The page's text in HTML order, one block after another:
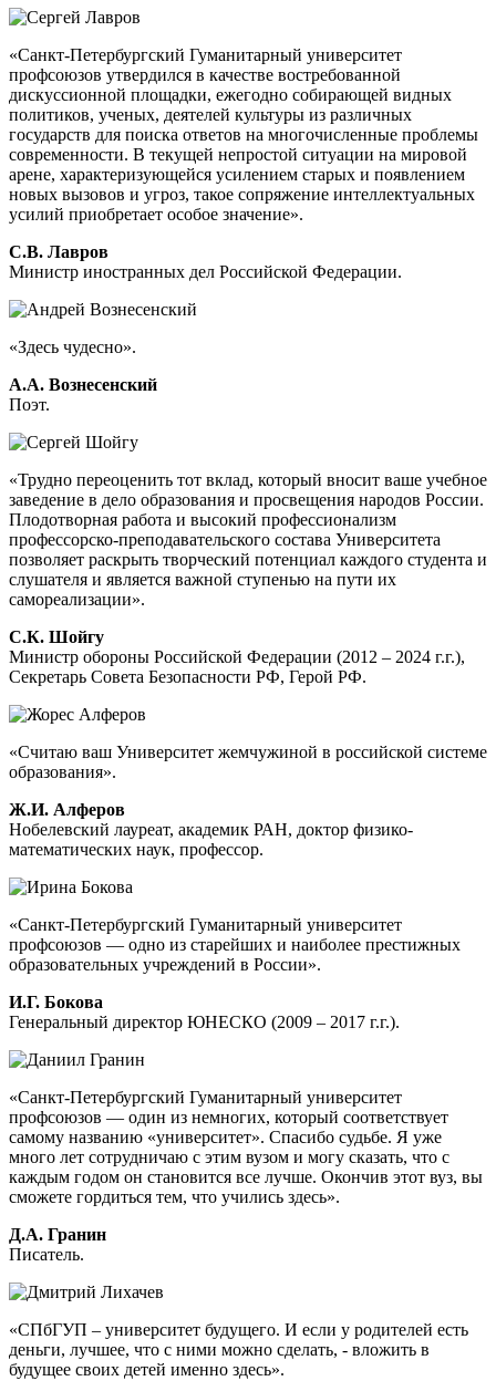
«Санкт-Петербургский Гуманитарный университет
профсоюзов утвердился в качестве востребованной
дискуссионной площадки, ежегодно собирающей видных
политиков, ученых, деятелей культуры из различных
государств для поиска ответов на многочисленные проблемы
современности. В текущей непростой ситуации на мировой
арене, характеризующейся усилением старых и появлением
новых вызовов и угроз, такое сопряжение интеллектуальных
усилий приобретает особое значение».
С.В. Лавров
Министр иностранных дел Российской Федерации.
«Здесь чудесно».
А.А. Вознесенский
Поэт.
«Трудно переоценить тот вклад, который вносит ваше учебное
заведение в дело образования и просвещения народов России.
Плодотворная работа и высокий профессионализм
профессорско-преподавательского состава Университета
позволяет раскрыть творческий потенциал каждого студента и
слушателя и является важной ступенью на пути их
самореализации».
С.К. Шойгу
Министр обороны Российской Федерации (2012 – 2024 г.г.),
Секретарь Совета Безопасности РФ, Герой РФ.
«Считаю ваш Университет жемчужиной в российской системе
образования».
Ж.И. Алферов
Нобелевский лауреат, академик РАН, доктор физико-
математических наук, профессор.
«Санкт-Петербургский Гуманитарный университет
профсоюзов — одно из старейших и наиболее престижных
образовательных учреждений в России».
И.Г. Бокова
Генеральный директор ЮНЕСКО (2009 – 2017 г.г.).
«Санкт-Петербургский Гуманитарный университет
профсоюзов — один из немногих, который соответствует
самому названию «университет». Спасибо судьбе. Я уже
много лет сотрудничаю с этим вузом и могу сказать, что с
каждым годом он становится все лучше. Окончив этот вуз, вы
сможете гордиться тем, что учились здесь».
Д.А. Гранин
Писатель.
«СПбГУП – университет будущего. И если у родителей есть
деньги, лучшее, что с ними можно сделать, - вложить в
будущее своих детей именно здесь».